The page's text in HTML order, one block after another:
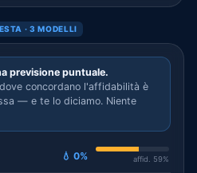
· 3 MODELLI
previsione puntuale.
concordano l'affidabilità è
— e te lo diciamo. Niente
💧 0% affid. 59%